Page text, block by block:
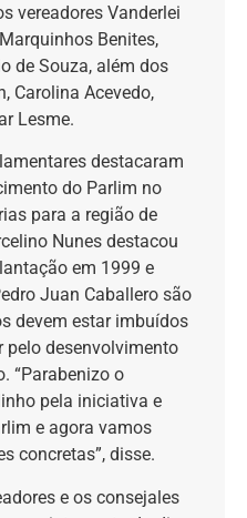
vereadores Vanderlei
Benites,
de Souza, além dos
Carolina Acevedo,
Lesme.
destacaram
do Parlim no
para a região de
Nunes destacou
em 1999 e
Juan Caballero são
devem estar imbuídos
pelo desenvolvimento
“Parabenizo o
pela iniciativa e
e agora vamos
concretas”, disse.
e os consejales